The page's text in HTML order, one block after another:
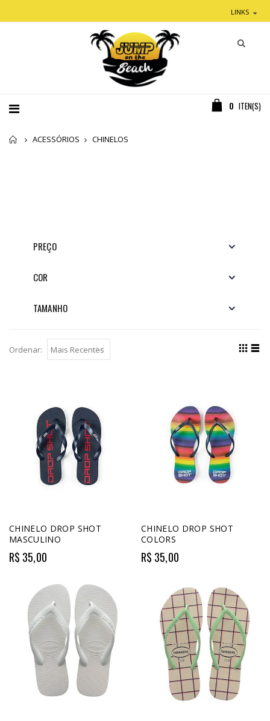
LINKS
0 ITEN(S)
Home
ACESSÓRIOS CHINELOS
PREÇO
COR
TAMANHO
Ordenar:
CHINELO DROP SHOT
MASCULINO
R$ 35,00
CHINELO DROP SHOT
COLORS
R$ 35,00